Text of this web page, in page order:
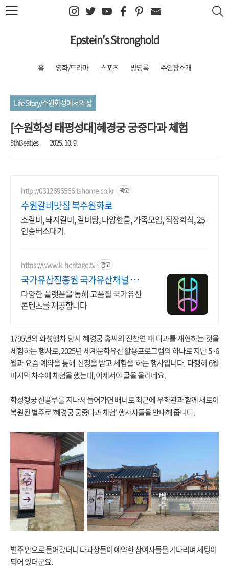
본문 바로가기
Epstein's Stronghold
홈 영화/드라마 스포츠 방명록 주인장소개
Life Story/수원화성에서의 삶
[수원화성 태평성대]혜경궁 궁중다과 체험
5thBeatles 2025. 10. 9.
http://0312696566.tshome.co.kr 광고
수원갈비맛집 북수원화로
소갈비, 돼지갈비, 갈비탕, 다양한룸, 가족모임, 직장회식, 25
인승버스대기.
https://www.k-heritage.tv 광고
국가유산진흥원 국가유산채널 한국
의 세계유산 영상
다양한 플랫폼을 통해 고품질 국가유산
콘텐츠를 제공합니다
1795년의 화성행차 당시 혜경궁 홍씨의 진찬연 때 다과를 재현하는 것을
체험하는 행사로, 2025년 세계문화유산 활용프로그램의 하나로 지난 5~6
월과 요즘 예약을 통해 신청을 받고 체험을 하는 행사입니다. 다행히 6월
마지막 차수에 체험을 했는데, 이제서야 글을 올리네요.
화성행궁 신풍루를 지나서 들어가면 배너로 최근에 우화관과 함께 새로이
복원된 별주로 '혜경궁 궁중다과 체험' 행사자들을 안내해 줍니다.
별주 안으로 들어갔더니 다과상들이 예약한 참여자들을 기다리며 세팅이
되어 있더군요.